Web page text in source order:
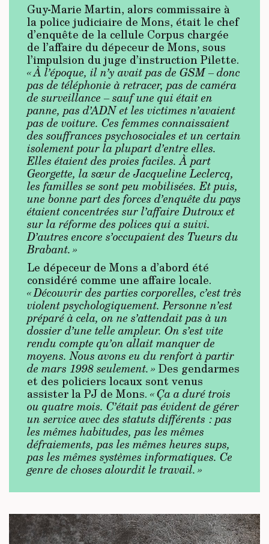
Guy-Marie Martin, alors commissaire à
la police judiciaire de Mons, était le chef
d’enquête de la cellule Corpus chargée
de l’affaire du dépeceur de Mons, sous
l’impulsion du juge d’instruction Pilette.
« À l’époque, il n’y avait pas de GSM – donc
pas de téléphonie à retracer, pas de caméra
de surveillance – sauf une qui était en
panne, pas d’ADN et les victimes n’avaient
pas de voiture. Ces femmes connaissaient
des souffrances psychosociales et un certain
isolement pour la plupart d’entre elles.
Elles étaient des proies faciles. À part
Georgette, la sœur de Jacqueline Leclercq,
les familles se sont peu mobilisées. Et puis,
une bonne part des forces d’enquête du pays
étaient concentrées sur l’affaire Dutroux et
sur la réforme des polices qui a suivi.
D’autres encore s’occupaient des Tueurs du
Brabant. »
Le dépeceur de Mons a d’abord été
considéré comme une affaire locale.
« Découvrir des parties corporelles, c’est très
violent psychologiquement. Personne n’est
préparé à cela, on ne s’attendait pas à un
dossier d’une telle ampleur. On s’est vite
rendu compte qu’on allait manquer de
moyens. Nous avons eu du renfort à partir
de mars 1998 seulement. » Des gendarmes
et des policiers locaux sont venus
assister la PJ de Mons. « Ça a duré trois
ou quatre mois. C’était pas évident de gérer
un service avec des statuts différents : pas
les mêmes habitudes, pas les mêmes
défraiements, pas les mêmes heures sups,
pas les mêmes systèmes informatiques. Ce
genre de choses alourdit le travail. »